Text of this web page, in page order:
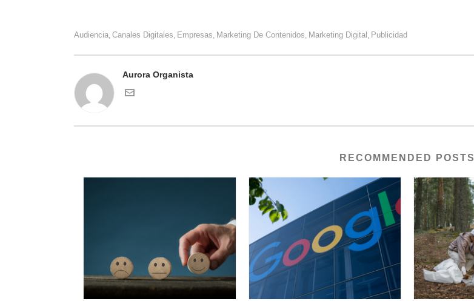
Audiencia, Canales Digitales, Empresas, Marketing De Contenidos, Marketing Digital , Publicidad
Aurora Organista
RECOMMENDED POSTS